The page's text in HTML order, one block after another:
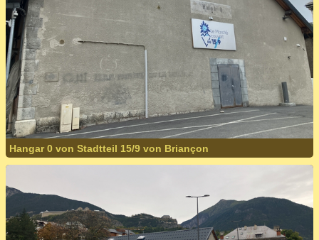
Hangar 0 von Stadtteil 15/9 von Briançon